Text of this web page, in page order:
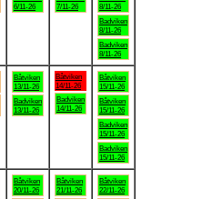
6/11-26
7/11-26
8/11-26
Badviken
8/11-26
Badviken
8/11-26
Båtviken
13/11-26
Badviken
13/11-26
Båtviken
14/11-26
Badviken
14/11-26
Båtviken
15/11-26
Båtviken
15/11-26
Badviken
15/11-26
Badviken
15/11-26
Båtviken
20/11-26
Båtviken
21/11-26
Båtviken
22/11-26